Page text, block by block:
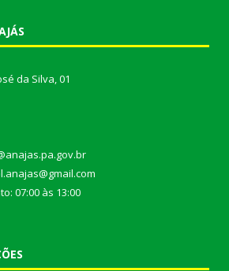
da Silva, 01
07:00 às 13:00